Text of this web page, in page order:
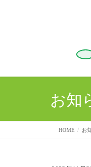
お知
HOME お